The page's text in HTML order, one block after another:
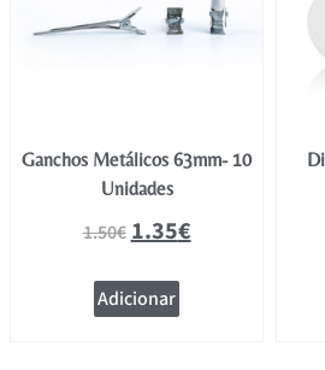
Ganchos Metálicos 63mm- 10
Unidades
1.50€1.35€
Adicionar